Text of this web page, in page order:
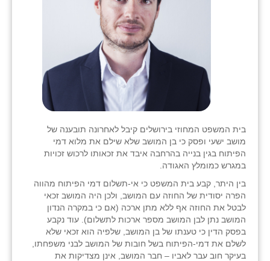
בית המשפט המחוזי בירושלים קיבל לאחרונה תובענה של
מושב ישעי ופסק כי בן המושב שלא שילם את מלוא דמי
הפיתוח בגין בנייה בהרחבה איבד את זכאותו לרכוש זכויות
במגרש כמומלץ האגודה.
בין היתר, קבע בית המשפט כי אי-תשלום דמי הפיתוח מהווה
הפרה יסודית של החוזה עם המושב, ולכן היה המושב זכאי
לבטל את החוזה אף ללא מתן ארכה (אם כי במקרה הנדון
המושב נתן לבן המושב מספר ארכות לתשלום). עוד נקבע
בפסק הדין כי טענתו של בן המושב, שלפיה הוא זכאי שלא
לשלם את דמי-הפיתוח בשל חובות של המושב לבני משפחתו,
בעיקר חוב עבר לאביו – חבר המושב, אינן מצדיקות את